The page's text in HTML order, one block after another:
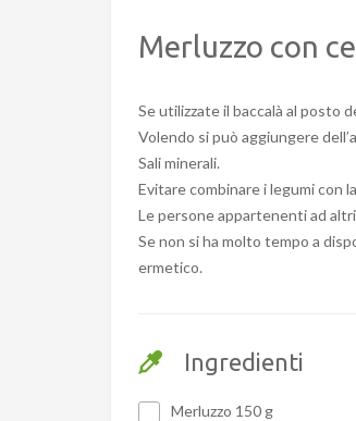
Merluzzo con
Se utilizzate il baccalà al posto
Volendo si può aggiungere
Sali minerali.
Evitare combinare i legumi con
Le persone appartenenti ad
Se non si ha molto tempo a
ermetico.
Ingredienti
Merluzzo 150 g